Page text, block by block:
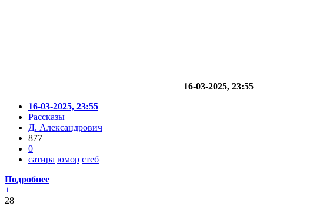
16-03-2025, 23:55
16-03-2025, 23:55
Рассказы
Д. Александрович
877
0
сатира юмор стеб
Подробнее
+
28